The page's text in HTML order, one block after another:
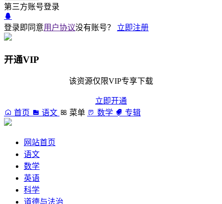
第三方账号登录
登录即同意用户协议没有账号？ 立即注册
开通VIP
该资源仅限VIP专享下载
立即开通
首页
语文 菜单 数学 专辑
网站首页
语文
数学
英语
科学
道德与法治